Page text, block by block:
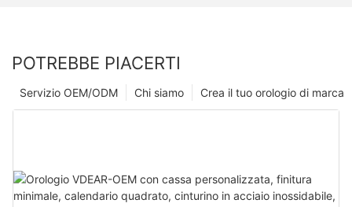
POTREBBE PIACERTI
Crea il tuo orologio di marca
Chi siamo
Servizio OEM/ODM